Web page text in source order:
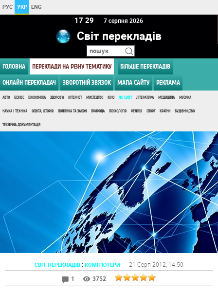
РУС УКР ENG
17:29 7 серпня 2026
Світ перекладів
ГОЛОВНА ПЕРЕКЛАДИ НА РІЗНУ ТЕМАТИКУ БІЛЬШЕ ПЕРЕКЛАДІВ
ОНЛАЙН ПЕРЕКЛАДАЧ ЗВОРОТНІЙ ЗВЯЗОК МАПА САЙТУ РЕКЛАМА
АВТО БІЗНЕС ЕКОНОМІКА ЗДОРОВ'Я ІНТЕРНЕТ МИСТЕЦТВО КІНО ПК, СОФТ ЛІТЕРАТУРА МЕДИЦИНА МУЗИКА
НАУКА І ТЕХНІКА ОСВІТА, ІСТОРІЯ ПОЛІТИКА ТА ЗАКОН ПРИРОДА ПСИХОЛОГІЯ РЕЛІГІЯ СПОРТ КРАЇНИ БУДІВНИЦТВО
ТЕХНІЧНА ДОКУМЕНТАЦІЯ
СВІТ ПЕРЕКЛАДІВ : КОМП'ЮТЕРИ 21 Серп 2012 , 14:50
1
3752